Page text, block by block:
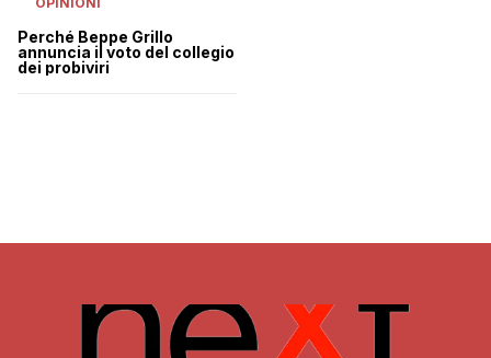
Perché Beppe Grillo
annuncia il voto del collegio
dei probiviri